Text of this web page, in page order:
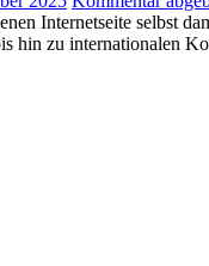
Internetseite selbst
hin zu internationalen